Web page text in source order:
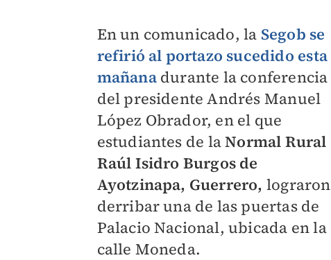
En un comunicado, la Segob se
refirió al portazo sucedido esta
mañana durante la conferencia
del presidente Andrés Manuel
López Obrador, en el que
estudiantes de laNormal Rural
Raúl Isidro Burgos de
Ayotzinapa, Guerrero, lograron
derribar una de las puertas de
Palacio Nacional, ubicada en la
calle Moneda.